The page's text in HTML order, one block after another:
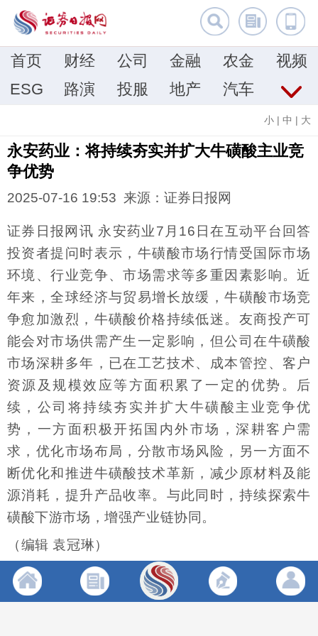
首页 财经 公司 金融 农金
视频
ESG
路演 投服 地产 汽车
小 | 中 | 大
永安药业：将持续夯实并扩大牛磺酸主业竞
争优势
2025-07-16 19:53 来源：证券日报网
证券日报网讯 永安药业7月16日在互动平台回答
投资者提问时表示，牛磺酸市场行情受国际市场
环境、行业竞争、市场需求等多重因素影响。近
年来，全球经济与贸易增长放缓，牛磺酸市场竞
争愈加激烈，牛磺酸价格持续低迷。友商投产可
能会对市场供需产生一定影响，但公司在牛磺酸
市场深耕多年，已在工艺技术、成本管控、客户
资源及规模效应等方面积累了一定的优势。后
续，公司将持续夯实并扩大牛磺酸主业竞争优
势，一方面积极开拓国内外市场，深耕客户需
求，优化市场布局，分散市场风险，另一方面不
断优化和推进牛磺酸技术革新，减少原材料及能
源消耗，提升产品收率。与此同时，持续探索牛
磺酸下游市场，增强产业链协同。
（编辑 袁冠琳）